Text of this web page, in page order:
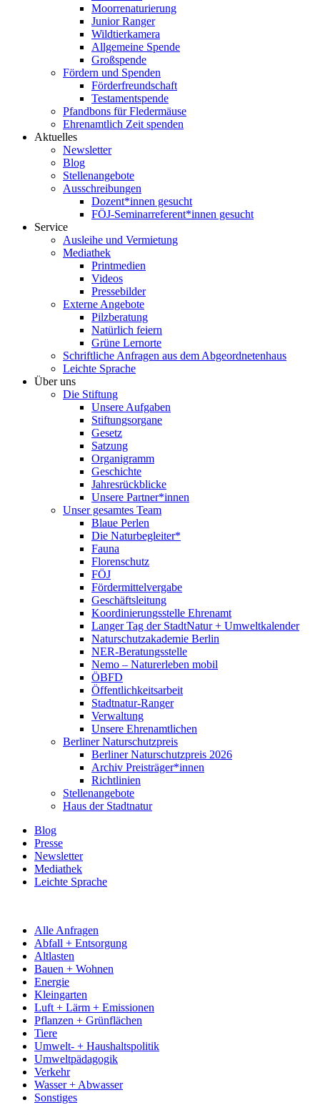
Moorrenaturierung
Junior Ranger
Wildtierkamera
Allgemeine Spende
Großspende
Fördern und Spenden
Förderfreundschaft
Testamentspende
Pfandbons für Fledermäuse
Ehrenamtlich Zeit spenden
Aktuelles
Newsletter
Blog
Stellenangebote
Ausschreibungen
Dozent*innen gesucht
FÖJ-Seminarreferent*innen gesucht
Service
Ausleihe und Vermietung
Mediathek
Printmedien
Videos
Pressebilder
Externe Angebote
Pilzberatung
Natürlich feiern
Grüne Lernorte
Schriftliche Anfragen aus dem Abgeordnetenhaus
Leichte Sprache
Über uns
Die Stiftung
Unsere Aufgaben
Stiftungsorgane
Gesetz
Satzung
Organigramm
Geschichte
Jahresrückblicke
Unsere Partner*innen
Unser gesamtes Team
Blaue Perlen
Die Naturbegleiter*
Fauna
Florenschutz
FÖJ
Fördermittelvergabe
Geschäftsleitung
Koordinierungsstelle Ehrenamt
Langer Tag der StadtNatur + Umweltkalender
Naturschutzakademie Berlin
NER-Beratungsstelle
Nemo – Naturerleben mobil
ÖBFD
Öffentlichkeitsarbeit
Stadtnatur-Ranger
Verwaltung
Unsere Ehrenamtlichen
Berliner Naturschutzpreis
Berliner Naturschutzpreis 2026
Archiv Preisträger*innen
Richtlinien
Stellenangebote
Haus der Stadtnatur
Blog
Presse
Newsletter
Mediathek
Leichte Sprache
Alle Anfragen
Abfall + Entsorgung
Altlasten
Bauen + Wohnen
Energie
Kleingarten
Luft + Lärm + Emissionen
Pflanzen + Grünflächen
Tiere
Umwelt- + Haushaltspolitik
Umweltpädagogik
Verkehr
Wasser + Abwasser
Sonstiges